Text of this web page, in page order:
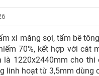
xi măng sợi, tấm bê
70%, kết hợp với cát
1220x2440mm cho
linh hoạt từ 3,5mm